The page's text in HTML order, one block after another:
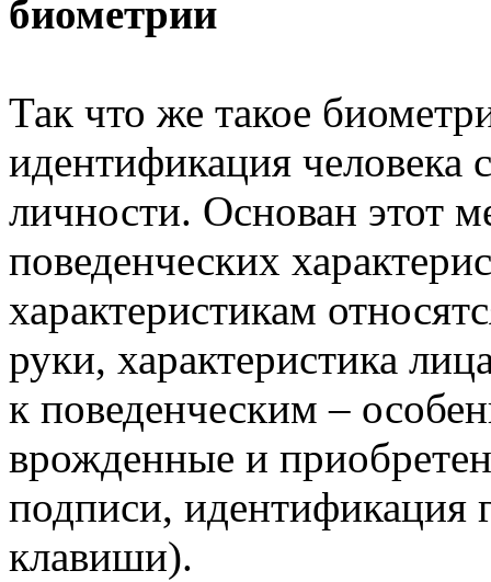
биометрии
Так что же такое
идентификация человека
личности. Основан этот
поведенческих
характеристикам
руки, характеристика
к поведенческим –
врожденные и
подписи, идентификация
клавиши).